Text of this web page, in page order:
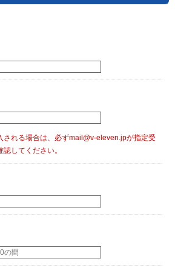
される場合は、必ずmail@v-eleven.jpが指定受
してください。